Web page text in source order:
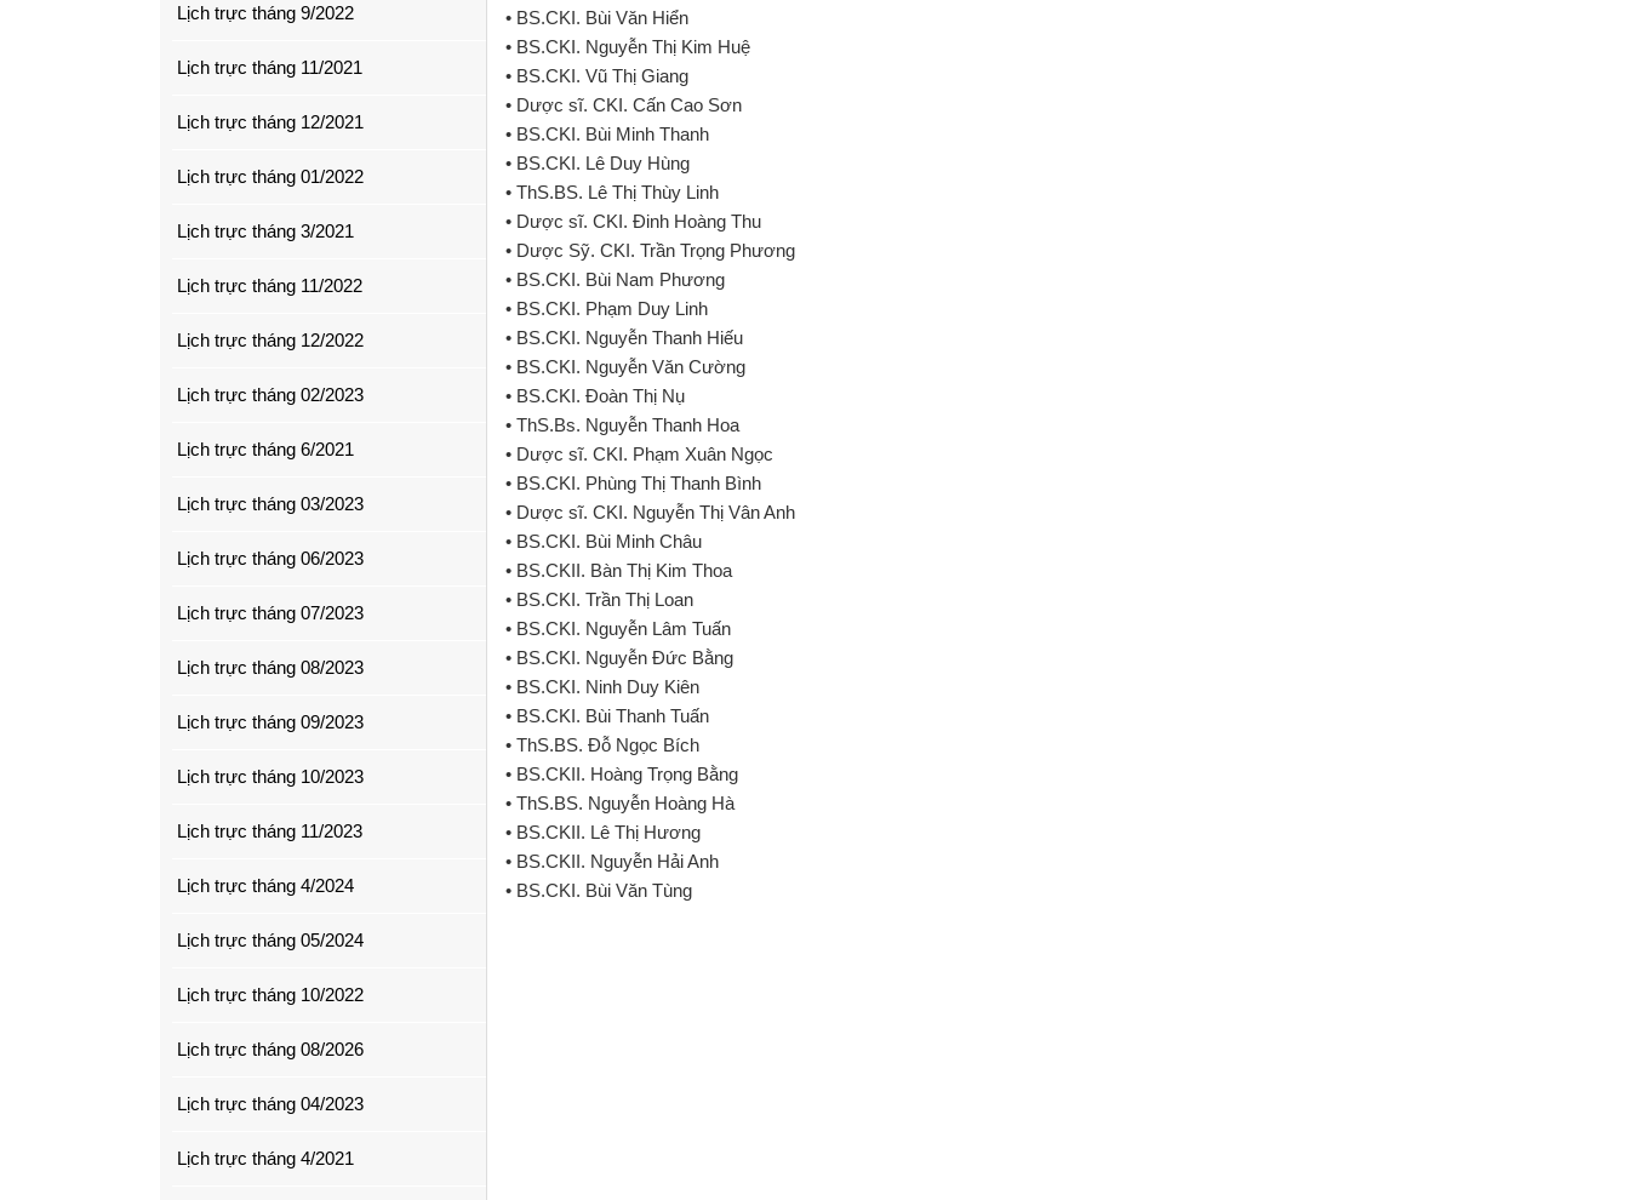
Lịch trực tháng 9/2022
Lịch trực tháng 11/2021
Lịch trực tháng 12/2021
Lịch trực tháng 01/2022
Lịch trực tháng 3/2021
Lịch trực tháng 11/2022
Lịch trực tháng 12/2022
Lịch trực tháng 02/2023
Lịch trực tháng 6/2021
Lịch trực tháng 03/2023
Lịch trực tháng 06/2023
Lịch trực tháng 07/2023
Lịch trực tháng 08/2023
Lịch trực tháng 09/2023
Lịch trực tháng 10/2023
Lịch trực tháng 11/2023
Lịch trực tháng 4/2024
Lịch trực tháng 05/2024
Lịch trực tháng 10/2022
Lịch trực tháng 08/2026
Lịch trực tháng 04/2023
Lịch trực tháng 4/2021
• BS.CKI. Bùi Văn Hiển
• BS.CKI. Nguyễn Thị Kim Huệ
• BS.CKI. Vũ Thị Giang
• Dược sĩ. CKI. Cấn Cao Sơn
• BS.CKI. Bùi Minh Thanh
• BS.CKI. Lê Duy Hùng
• ThS.BS. Lê Thị Thùy Linh
• Dược sĩ. CKI. Đinh Hoàng Thu
• Dược Sỹ. CKI. Trần Trọng Phương
• BS.CKI. Bùi Nam Phương
• BS.CKI. Phạm Duy Linh
• BS.CKI. Nguyễn Thanh Hiếu
• BS.CKI. Nguyễn Văn Cường
• BS.CKI. Đoàn Thị Nụ
• ThS.Bs. Nguyễn Thanh Hoa
• Dược sĩ. CKI. Phạm Xuân Ngọc
• BS.CKI. Phùng Thị Thanh Bình
• Dược sĩ. CKI. Nguyễn Thị Vân Anh
• BS.CKI. Bùi Minh Châu
• BS.CKII. Bàn Thị Kim Thoa
• BS.CKI. Trần Thị Loan
• BS.CKI. Nguyễn Lâm Tuấn
• BS.CKI. Nguyễn Đức Bằng
• BS.CKI. Ninh Duy Kiên
• BS.CKI. Bùi Thanh Tuấn
• ThS.BS. Đỗ Ngọc Bích
• BS.CKII. Hoàng Trọng Bằng
• ThS.BS. Nguyễn Hoàng Hà
• BS.CKII. Lê Thị Hương
• BS.CKII. Nguyễn Hải Anh
• BS.CKI. Bùi Văn Tùng